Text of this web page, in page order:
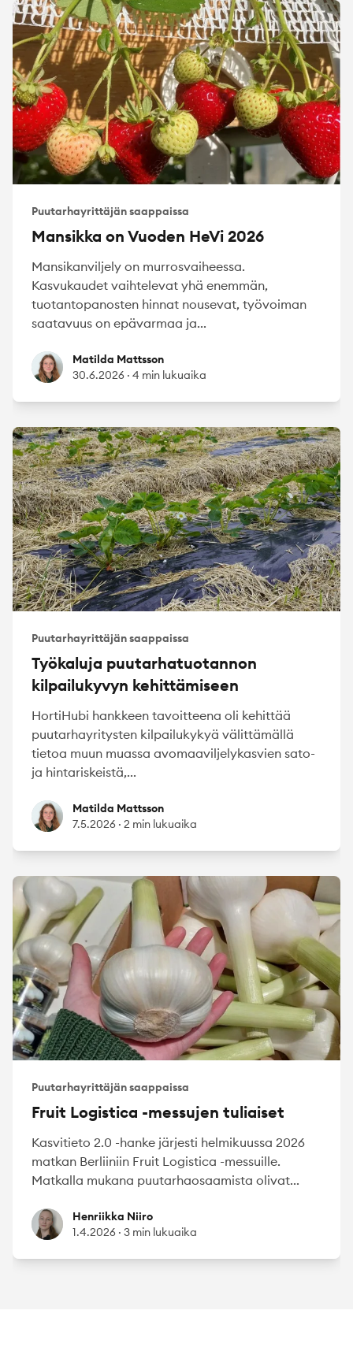
Puutarhayrittäjän saappaissa
Mansikka on Vuoden HeVi 2026
Mansikanviljely on murrosvaiheessa.
Kasvukaudet vaihtelevat yhä enemmän,
tuotantopanosten hinnat nousevat, työvoiman
saatavuus on epävarmaa ja...
Matilda Mattsson
Matilda Mattsson
30.6.2026 · 4 min lukuaika
Puutarhayrittäjän saappaissa
Työkaluja puutarhatuotannon
kilpailukyvyn kehittämiseen
HortiHubi hankkeen tavoitteena oli kehittää
puutarhayritysten kilpailukykyä välittämällä
tietoa muun muassa avomaaviljelykasvien sato-
ja hintariskeistä,...
Matilda Mattsson
Matilda Mattsson
7.5.2026 · 2 min lukuaika
Puutarhayrittäjän saappaissa
Fruit Logistica -messujen tuliaiset
Kasvitieto 2.0 -hanke järjesti helmikuussa 2026
matkan Berliiniin Fruit Logistica -messuille.
Matkalla mukana puutarhaosaamista olivat...
Henriikka Niiro
Henriikka Niiro
1.4.2026 · 3 min lukuaika